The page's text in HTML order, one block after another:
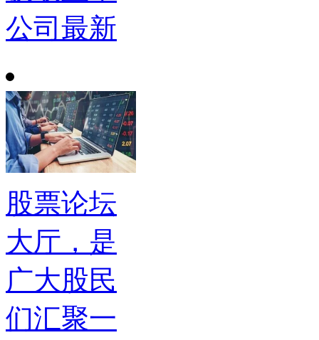
公司最新
股票论坛
大厅，是
广大股民
们汇聚一